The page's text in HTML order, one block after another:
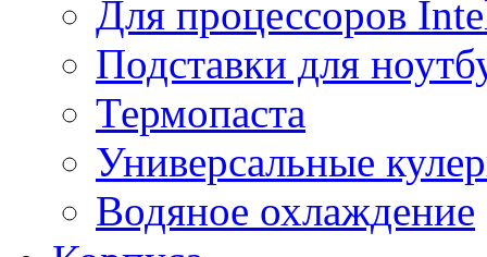
Для процессоров
Подставки для
Термопаста
Универсальные
Водяное охлаждение